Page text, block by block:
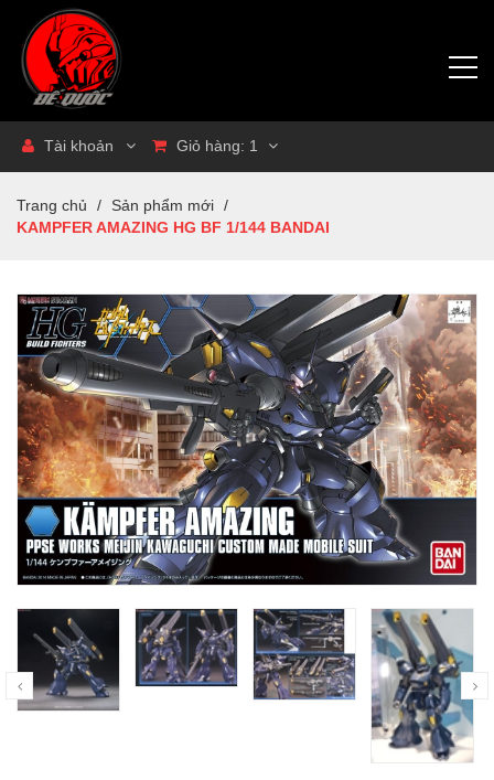
Tài khoản Giỏ hàng: 1
Trang chủ / Sản phẩm mới /
KAMPFER AMAZING HG BF 1/144 BANDAI